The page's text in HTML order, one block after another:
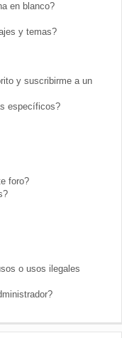
en blanco?
y temas?
y suscribirme a un
específicos?
foro?
o usos ilegales